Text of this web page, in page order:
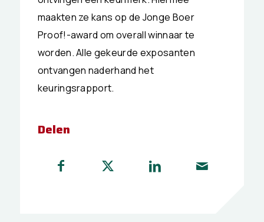
maakten ze kans op de Jonge Boer
Proof!-award om overall winnaar te
worden. Alle gekeurde exposanten
ontvangen naderhand het
keuringsrapport.
Delen